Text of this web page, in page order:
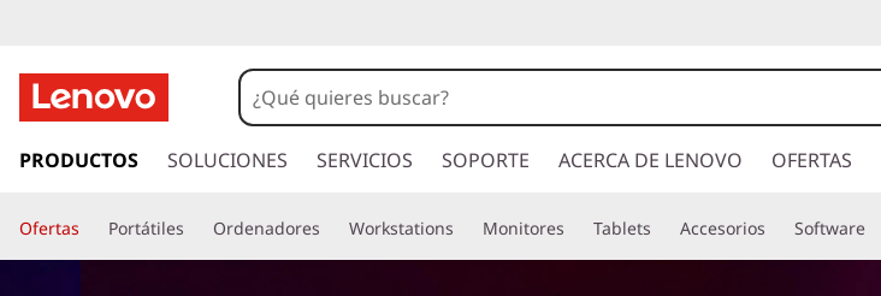
Q
u
é
e
r
c
o
PRODUCTOS SOLUCIONES SERVICIOS SOPORTE ACERCA DE LENOVO OFERTAS
Ofertas Portátiles Ordenadores Workstations Monitores Tablets Accesorios Software